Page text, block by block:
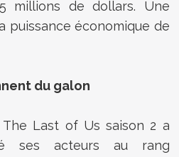
millions de dollars. Une
puissance économique de
du galon
The Last of Us saison 2 a
ses acteurs au rang